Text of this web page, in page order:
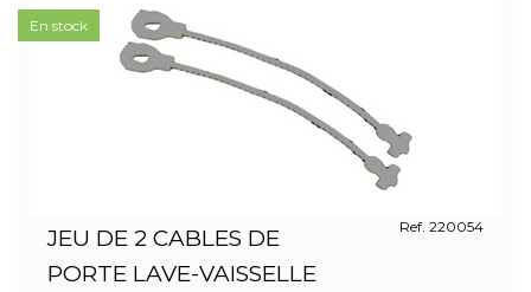
JEU DE 2 CABLES DE
PORTE LAVE-VAISSELLE
Ref. 220054
En stock